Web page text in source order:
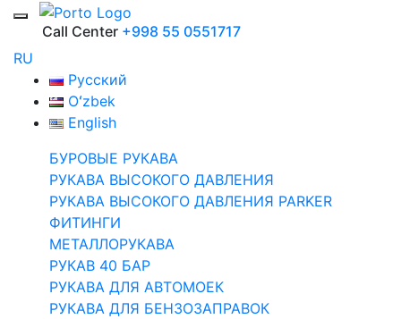
Call Center +998 55 0551717
RU
Русский
Oʻzbek
English
БУРОВЫЕ РУКАВА
РУКАВА ВЫСОКОГО ДАВЛЕНИЯ
РУКАВА ВЫСОКОГО ДАВЛЕНИЯ PARKER
ФИТИНГИ
МЕТАЛЛОРУКАВА
РУКАВ 40 БАР
РУКАВА ДЛЯ АВТОМОЕК
РУКАВА ДЛЯ БЕНЗОЗАПРАВОК